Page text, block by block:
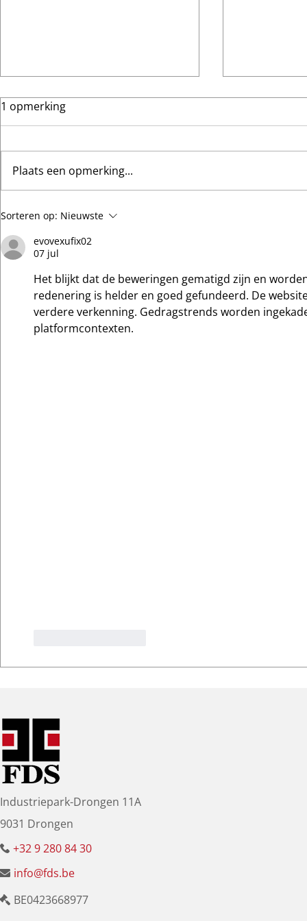
Glaswanden met stijl: Visio
designstatement
1 opmerking
Plaats een opmerking...
Sorteren op: Nieuwste
evovexufix02
07 jul
Het blijkt dat de beweringen gematigd zijn en
redenering is helder en goed gefundeerd. De
verdere verkenning. Gedragstrends worden
platformcontexten.
Industriepark-Drongen 11A
9031 Drongen
+32 9 280 84 30
info@fds.be
BE0423668977